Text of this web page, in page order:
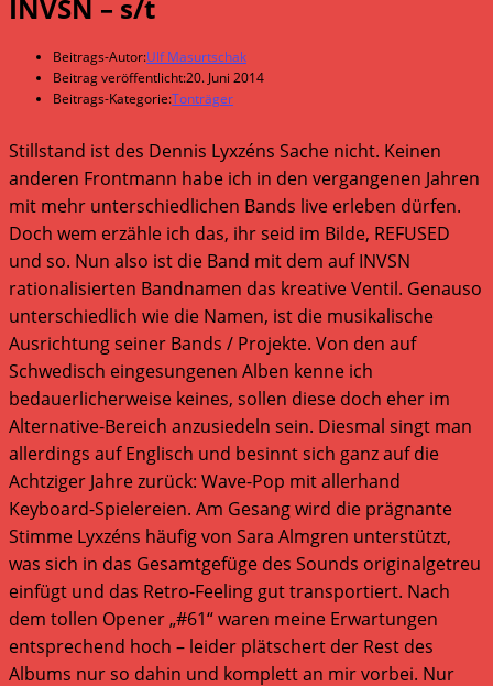
INVSN – s/t
Beitrags-Autor:Ulf Masurtschak
Beitrag veröffentlicht:20. Juni 2014
Beitrags-Kategorie:Tonträger
Stillstand ist des Dennis Lyxzéns Sache nicht. Keinen
anderen Frontmann habe ich in den vergangenen Jahren
mit mehr unterschiedlichen Bands live erleben dürfen.
Doch wem erzähle ich das, ihr seid im Bilde, REFUSED
und so. Nun also ist die Band mit dem auf INVSN
rationalisierten Bandnamen das kreative Ventil. Genauso
unterschiedlich wie die Namen, ist die musikalische
Ausrichtung seiner Bands / Projekte. Von den auf
Schwedisch eingesungenen Alben kenne ich
bedauerlicherweise keines, sollen diese doch eher im
Alternative-Bereich anzusiedeln sein. Diesmal singt man
allerdings auf Englisch und besinnt sich ganz auf die
Achtziger Jahre zurück: Wave-Pop mit allerhand
Keyboard-Spielereien. Am Gesang wird die prägnante
Stimme Lyxzéns häufig von Sara Almgren unterstützt,
was sich in das Gesamtgefüge des Sounds originalgetreu
einfügt und das Retro-Feeling gut transportiert. Nach
dem tollen Opener „#61“ waren meine Erwartungen
entsprechend hoch – leider plätschert der Rest des
Albums nur so dahin und komplett an mir vorbei. Nur